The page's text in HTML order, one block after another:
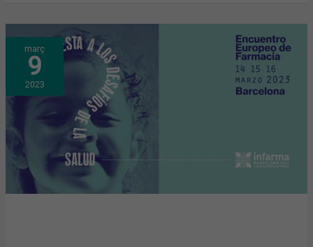
març
9
2023
LA
SALUT
PLANETÀRIA
I
LA
INTEL·LIGÈNCIA
EMOCIONAL
TEMPS
DE
CENTRALS
LA
INAUGURACIÓ
CLAUSURA